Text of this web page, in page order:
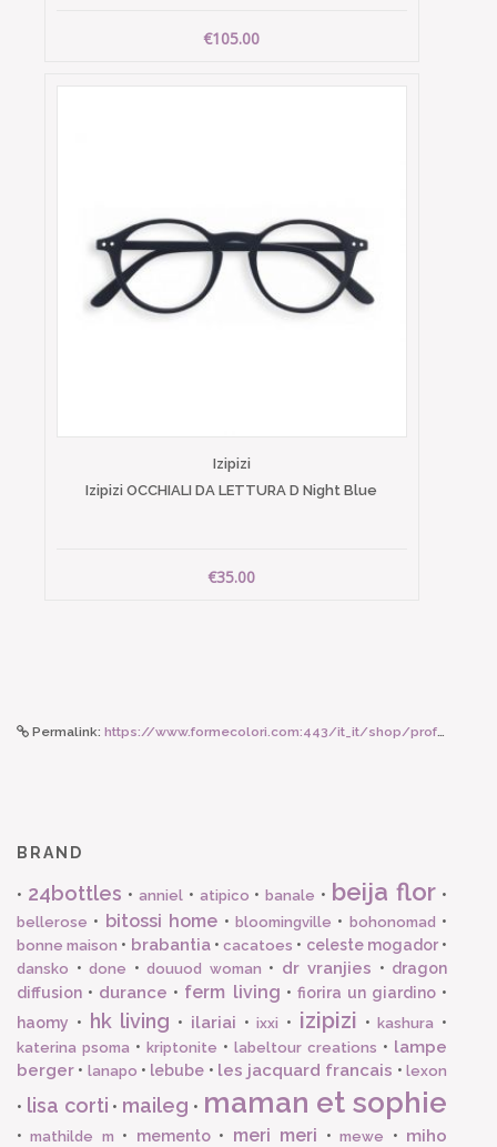
€105.00
Izipizi
Izipizi OCCHIALI DA LETTURA D Night Blue
€35.00
Permalink: https://www.formecolori.com:443/it_it/shop/profumazioni/lampe_berger/lampe_berger_lampe_berger_diffusore_elettrico_sphere_475ml_the_blanc_purete/6329
BRAND
• 24bottles • anniel• atipico •banale • beija flor •
bellerose • bitossi home • bloomingville • bohonomad •
bonne maison • brabantia•cacatoes • celeste mogador•
dansko • done • douuod woman • dr vranjies • dragon
diffusion • durance • ferm living • fiorira un giardino•
haomy • hk living • ilariai •ixxi • izipizi •kashura •
katerina psoma • kriptonite • labeltour creations • lampe
berger • lanapo • lebube • les jacquard francais •lexon
• lisa corti • maileg • maman et sophie
•mathilde m • memento• meri meri •mewe • miho